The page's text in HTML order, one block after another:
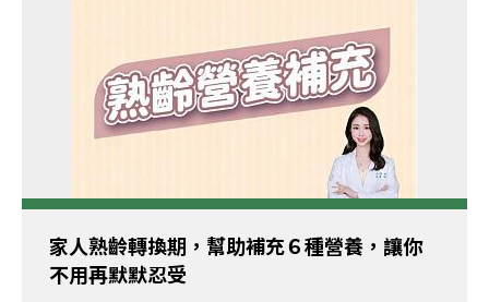
家人熟齡轉換期，幫助補充６種營養，讓你
不用再默默忍受